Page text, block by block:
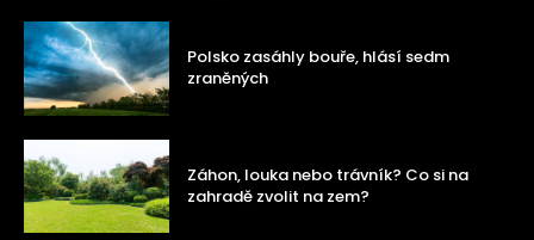
Polsko zasáhly bouře, hlásí sedm
zraněných
Záhon, louka nebo trávník? Co si na
zahradě zvolit na zem?